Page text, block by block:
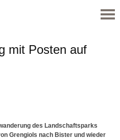
mit Posten auf
des Landschaftsparks
Grengiols nach Bister und wieder